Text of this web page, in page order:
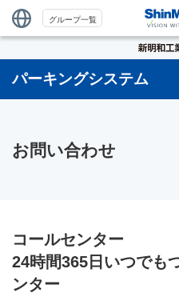
グループ一覧
パーキングシステム
お問い合わせ
コールセンター
24時間365日いつでも
ンター